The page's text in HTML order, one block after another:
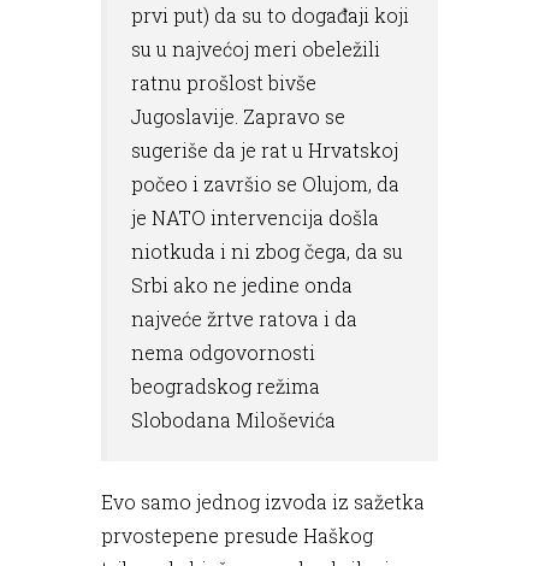
prvi put) da su to događaji koji
su u najvećoj meri obeležili
ratnu prošlost bivše
Jugoslavije. Zapravo se
sugeriše da je rat u Hrvatskoj
počeo i završio se Olujom, da
je NATO intervencija došla
niotkuda i ni zbog čega, da su
Srbi ako ne jedine onda
najveće žrtve ratova i da
nema odgovornosti
beogradskog režima
Slobodana Miloševića
Evo samo jednog izvoda iz sažetka
prvostepene presude Haškog